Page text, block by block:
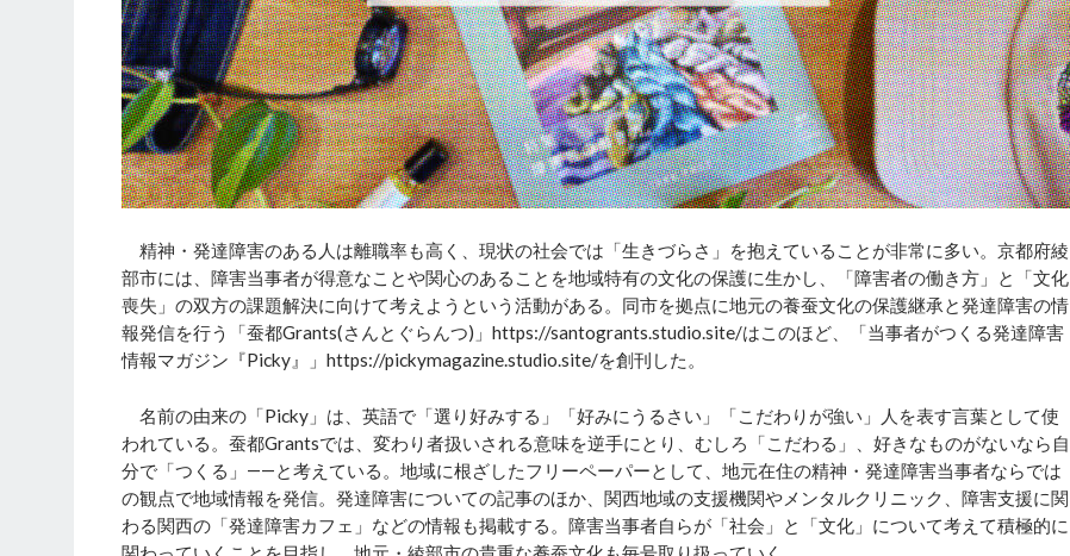
精神・発達障害のある人は離職率も高く、現状の社会では「生きづらさ」を抱えていることが非常に多い。京都府綾
部市には、障害当事者が得意なことや関心のあることを地域特有の文化の保護に生かし、「障害者の働き方」と「文化
喪失」の双方の課題解決に向けて考えようという活動がある。同市を拠点に地元の養蚕文化の保護継承と発達障害の情
報発信を行う「蚕都Grants(さんとぐらんつ)」https://santogrants.studio.site/はこのほど、「当事者がつくる発達障害
情報マガジン『Picky』」https://pickymagazine.studio.site/を創刊した。
名前の由来の「Picky」は、英語で「選り好みする」「好みにうるさい」「こだわりが強い」人を表す言葉として使
われている。蚕都Grantsでは、変わり者扱いされる意味を逆手にとり、むしろ「こだわる」、好きなものがないなら自
分で「つくる」――と考えている。地域に根ざしたフリーペーパーとして、地元在住の精神・発達障害当事者ならでは
の観点で地域情報を発信。発達障害についての記事のほか、関西地域の支援機関やメンタルクリニック、障害支援に関
わる関西の「発達障害カフェ」などの情報も掲載する。障害当事者自らが「社会」と「文化」について考えて積極的に